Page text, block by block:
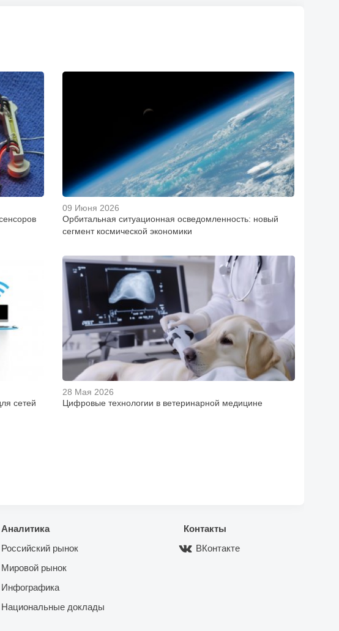
09 Июня 2026
Орбитальная ситуационная осведомленность: новый
сегмент космической экономики
сетей
28 Мая 2026
Цифровые технологии в ветеринарной медицине
Аналитика
Российский рынок
Мировой рынок
Инфографика
Национальные доклады
Контакты
ВКонтакте